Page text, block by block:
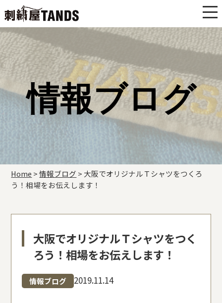
情報ブログ
Home >情報ブログ > 大阪でオリジナルＴシャツをつくろ
う！相場をお伝えします！
大阪でオリジナルＴシャツをつく
ろう！相場をお伝えします！
情報ブログ 2019.11.14